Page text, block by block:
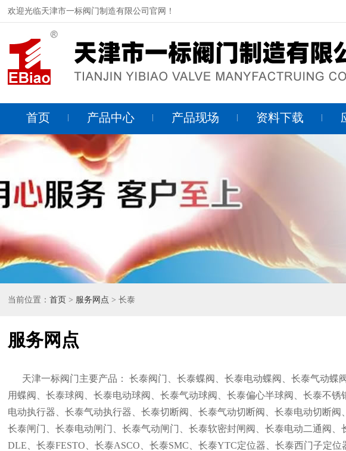
欢迎光临天津市一标阀门制造有限公司官网！
首页 产品中心 产品现场 资料下载
当前位置：首页 > 服务网点 > 长泰
服务网点
天津一标阀门主要产品： 长泰阀门、长泰蝶阀、长泰电动蝶阀、长泰气动蝶
用蝶阀、长泰球阀、长泰电动球阀、长泰气动球阀、长泰偏心半球阀、长泰不
电动执行器、长泰气动执行器、长泰切断阀、长泰气动切断阀、长泰电动切断
长泰闸门、长泰电动闸门、长泰气动闸门、长泰软密封闸阀、长泰电动二通阀
DLE、长泰FESTO、长泰ASCO、长泰SMC、长泰YTC定位器、长泰西门子定位